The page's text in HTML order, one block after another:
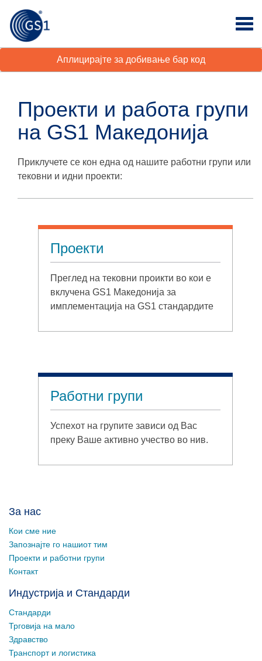
Аплицирајте за добивање бар код
Проекти и работа групи
на GS1 Македонија
Приклучете се кон една од нашите работни групи или
тековни и идни проекти:
Проекти
Преглед на тековни проикти во кои е
вклучена GS1 Македонија за
имплементација на GS1 стандардите
Работни групи
Успехот на групите зависи од Вас
преку Ваше активно учество во нив.
За нас
Кои сме ние
Запознајте го нашиот тим
Проекти и работни групи
Контакт
Индустрија и Стандарди
Стандарди
Трговија на мало
Здравство
Транспорт и логистика